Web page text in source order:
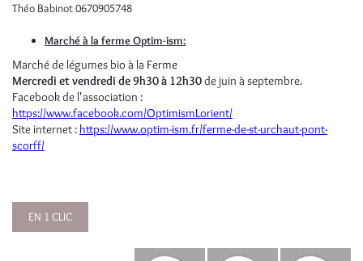
Théo Babinot 0670905748
Marché à la ferme Optim-ism:
Marché de légumes bio à la Ferme
Mercredi et vendredi de 9h30 à 12h30de juin à septembre.
Facebook de l'association :
https://www.facebook.com/OptimismLorient/
Site internet : https://www.optim-ism.fr/ferme-de-st-urchaut-pont-
scorff/
EN 1 CLIC